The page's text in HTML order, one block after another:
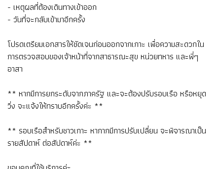
- เหตุผลที่ต้องเดินทางเข้าออก
- วันที่จะกลับเข้ามาอีกครั้ง
โปรดเตรียมเอกสารให้ชัดเจนก่อนออกจากเกาะ เพื่อความสะดวกใน
การตรวจสอบของเจ้าหน้าที่จากสาธารณะสุข หน่วยทหาร และพี่ๆ
อาสา
** หากมีการยกระดับจากภาครัฐ และจะต้องปรับรอบเรือ หรือหยุด
วิ่ง จะแจ้งให้ทราบอีกครั้งค่ะ **
** รอบเรือสำหรับชาวเกาะ หากากมีการปรับเปลี่ยน จะพิจารณาเป็น
รายสัปดาห์ ต่อสัปดาห์ค่ะ **